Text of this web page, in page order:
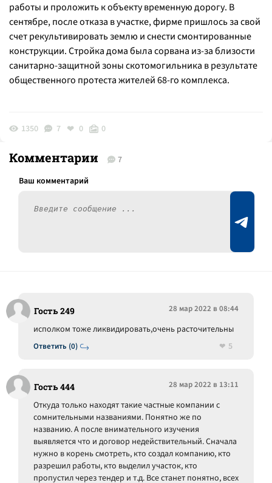
работы и проложить к объекту временную дорогу. В
сентябре, после отказа в участке, фирме пришлось за свой
счет рекультивировать землю и снести смонтированные
конструкции. Стройка дома была сорвана из-за близости
санитарно-защитной зоны скотомогильника в результате
общественного протеста жителей 68-го комплекса.
1350 7 0 0
Комментарии 7
Гость 249 28 мар 2022 в 08:44
Ответить (0)
исполком тоже ликвидировать,очень расточительны
5
Гость 444 28 мар 2022 в 13:11
Откуда только находят такие частные компании с
сомнительными названиями. Понятно же по
названию. А после внимательного изучения
выявляется что и договор недействительный. Сначала
нужно в корень смотреть, кто создал компанию, кто
разрешил работы, кто выделил участок, кто
пропустил через тендер и т.д. Все станет понятно, всех